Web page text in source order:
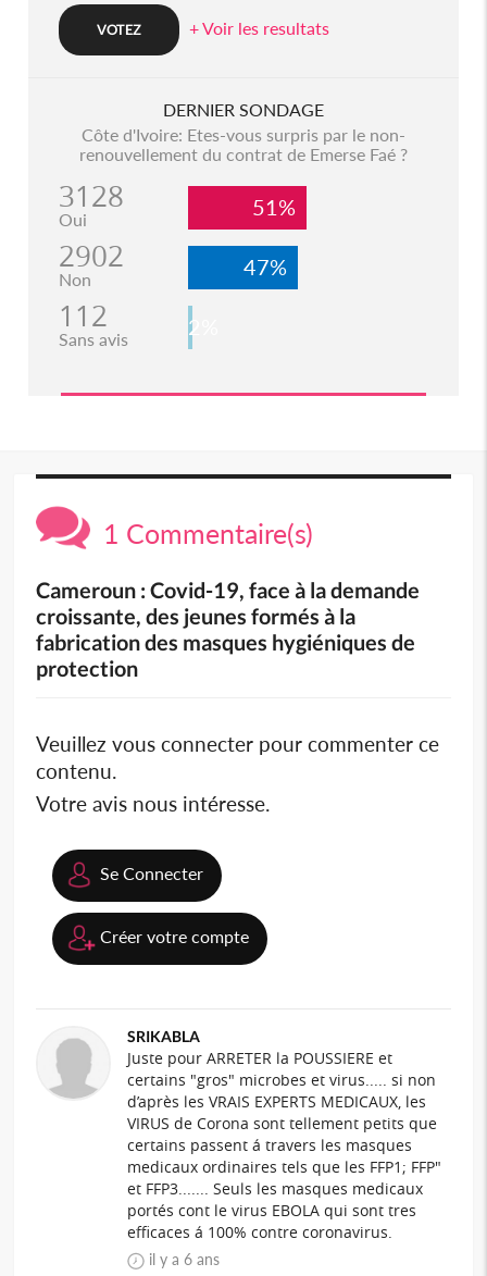
+ Voir les resultats
DERNIER SONDAGE
Côte d'Ivoire: Etes-vous surpris par le non-
renouvellement du contrat de Emerse Faé ?
3128
Oui 51%
2902
Non 47%
112
Sans avis 2%
1 Commentaire(s)
Cameroun : Covid-19, face à la demande
croissante, des jeunes formés à la
fabrication des masques hygiéniques de
protection
Veuillez vous connecter pour commenter ce
contenu.
Votre avis nous intéresse.
Se Connecter
Créer votre compte
SRIKABLA
Juste pour ARRETER la POUSSIERE et
certains "gros" microbes et virus..... si non
d’après les VRAIS EXPERTS MEDICAUX, les
VIRUS de Corona sont tellement petits que
certains passent á travers les masques
medicaux ordinaires tels que les FFP1; FFP"
et FFP3....... Seuls les masques medicaux
portés cont le virus EBOLA qui sont tres
efficaces á 100% contre coronavirus.
il y a 6 ans